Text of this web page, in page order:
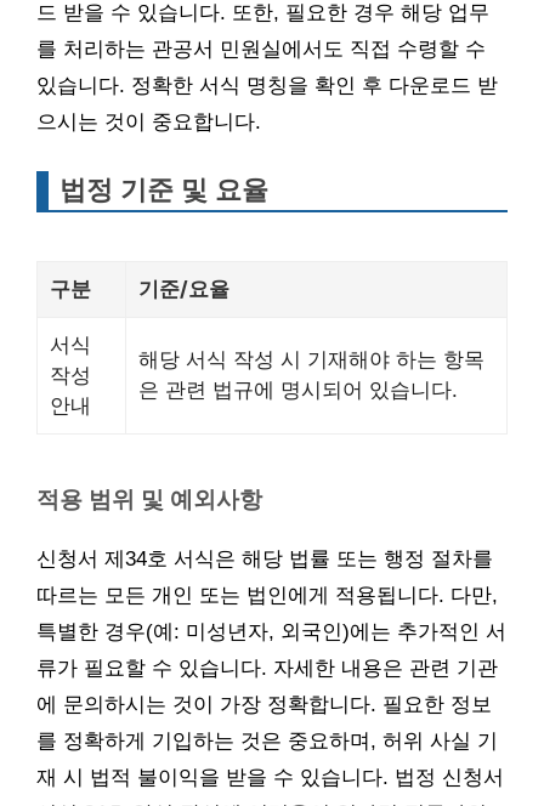
드 받을 수 있습니다. 또한, 필요한 경우 해당 업무
를 처리하는 관공서 민원실에서도 직접 수령할 수
있습니다. 정확한 서식 명칭을 확인 후 다운로드 받
으시는 것이 중요합니다.
법정 기준 및 요율
구분 기준/요율
서식
작성
안내
해당 서식 작성 시 기재해야 하는 항목
은 관련 법규에 명시되어 있습니다.
적용 범위 및 예외사항
신청서 제34호 서식은 해당 법률 또는 행정 절차를
따르는 모든 개인 또는 법인에게 적용됩니다. 다만,
특별한 경우(예: 미성년자, 외국인)에는 추가적인 서
류가 필요할 수 있습니다. 자세한 내용은 관련 기관
에 문의하시는 것이 가장 정확합니다. 필요한 정보
를 정확하게 기입하는 것은 중요하며, 허위 사실 기
재 시 법적 불이익을 받을 수 있습니다. 법정 신청서